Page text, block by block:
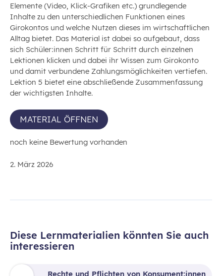
Elemente (Video, Klick-Grafiken etc.) grundlegende
Inhalte zu den unterschiedlichen Funktionen eines
Girokontos und welche Nutzen dieses im wirtschaftlichen
Alltag bietet. Das Material ist dabei so aufgebaut, dass
sich Schüler:innen Schritt für Schritt durch einzelnen
Lektionen klicken und dabei ihr Wissen zum Girokonto
und damit verbundene Zahlungsmöglichkeiten vertiefen.
Lektion 5 bietet eine abschließende Zusammenfassung
der wichtigsten Inhalte.
MATERIAL ÖFFNEN
noch keine Bewertung vorhanden
2. März 2026
Diese Lernmaterialien könnten Sie auch
interessieren
Rechte und Pflichten von Konsument:innen